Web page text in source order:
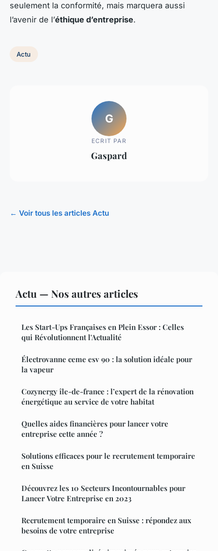
seulement la conformité, mais marquera aussi
l’avenir de l’éthique d’entreprise.
Actu
G
ECRIT PAR
Gaspard
← Voir tous les articles Actu
Actu — Nos autres articles
Les Start-Ups Françaises en Plein Essor : Celles
qui Révolutionnent l'Actualité
Électrovanne ceme esv 90 : la solution idéale pour
la vapeur
Cozynergy île-de-france : l’expert de la rénovation
énergétique au service de votre habitat
Quelles aides financières pour lancer votre
entreprise cette année ?
Solutions efficaces pour le recrutement temporaire
en Suisse
Découvrez les 10 Secteurs Incontournables pour
Lancer Votre Entreprise en 2023
Recrutement temporaire en Suisse : répondez aux
besoins de votre entreprise